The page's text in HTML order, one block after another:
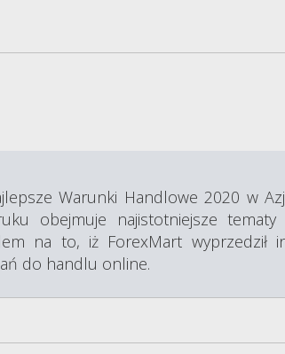
Warunki Handlowe 2020 w
obejmuje najistotniejsze
na to, iż ForexMart
do handlu online.